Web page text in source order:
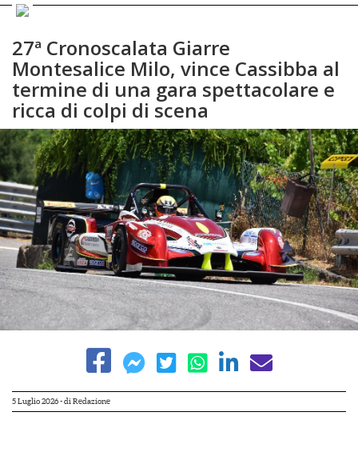
27ª Cronoscalata Giarre
Montesalice Milo, vince Cassibba al
termine di una gara spettacolare e
ricca di colpi di scena
5 Luglio 2026- di Redazione